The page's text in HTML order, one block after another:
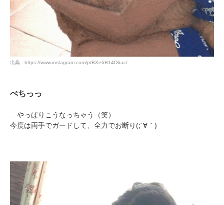
出典 : https://www.instagram.com/p/BXe6B14D6ac/
ぺちっっ
…やっぱりこうなっちゃう（笑）
今度は両手でガードして、全力でお断り(;´∀｀)
pecodogs
いぬ部をフォロー
pecocats
ねこ部をフォロー